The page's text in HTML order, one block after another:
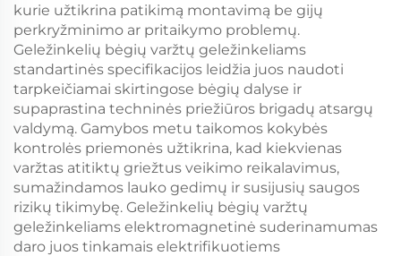
kurie užtikrina patikimą montavimą be gijų
perkryžminimo ar pritaikymo problemų.
Geležinkelių bėgių varžtų geležinkeliams
standartinės specifikacijos leidžia juos naudoti
tarpkeičiamai skirtingose bėgių dalyse ir
supaprastina techninės priežiūros brigadų atsargų
valdymą. Gamybos metu taikomos kokybės
kontrolės priemonės užtikrina, kad kiekvienas
varžtas atitiktų griežtus veikimo reikalavimus,
sumažindamos lauko gedimų ir susijusių saugos
rizikų tikimybę. Geležinkelių bėgių varžtų
geležinkeliams elektromagnetinė suderinamumas
daro juos tinkamais elektrifikuotiems